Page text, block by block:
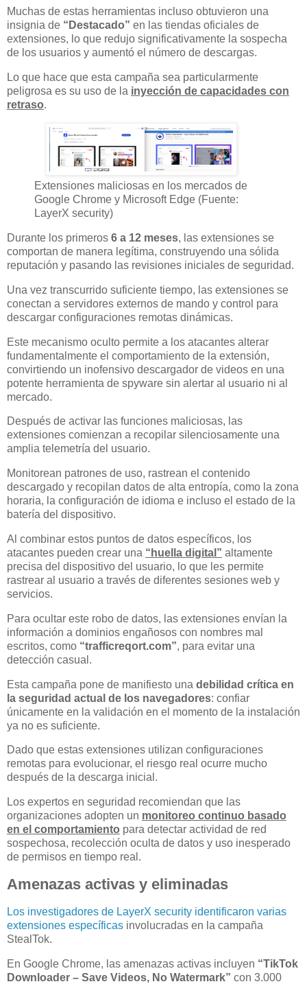
Muchas de estas herramientas incluso obtuvieron una
insignia de “Destacado” en las tiendas oficiales de
extensiones, lo que redujo significativamente la sospecha
de los usuarios y aumentó el número de descargas.
Lo que hace que esta campaña sea particularmente
peligrosa es su uso de la inyección de capacidades con
retraso.
Extensiones maliciosas en los mercados de
Google Chrome y Microsoft Edge (Fuente:
LayerX security)
Durante los primeros 6 a 12 meses, las extensiones se
comportan de manera legítima, construyendo una sólida
reputación y pasando las revisiones iniciales de seguridad.
Una vez transcurrido suficiente tiempo, las extensiones se
conectan a servidores externos de mando y control para
descargar configuraciones remotas dinámicas.
Este mecanismo oculto permite a los atacantes alterar
fundamentalmente el comportamiento de la extensión,
convirtiendo un inofensivo descargador de videos en una
potente herramienta de spyware sin alertar al usuario ni al
mercado.
Después de activar las funciones maliciosas, las
extensiones comienzan a recopilar silenciosamente una
amplia telemetría del usuario.
Monitorean patrones de uso, rastrean el contenido
descargado y recopilan datos de alta entropía, como la zona
horaria, la configuración de idioma e incluso el estado de la
batería del dispositivo.
Al combinar estos puntos de datos específicos, los
atacantes pueden crear una “huella digital” altamente
precisa del dispositivo del usuario, lo que les permite
rastrear al usuario a través de diferentes sesiones web y
servicios.
Para ocultar este robo de datos, las extensiones envían la
información a dominios engañosos con nombres mal
escritos, como “trafficreqort.com”, para evitar una
detección casual.
Esta campaña pone de manifiesto una debilidad crítica en
la seguridad actual de los navegadores: confiar
únicamente en la validación en el momento de la instalación
ya no es suficiente.
Dado que estas extensiones utilizan configuraciones
remotas para evolucionar, el riesgo real ocurre mucho
después de la descarga inicial.
Los expertos en seguridad recomiendan que las
organizaciones adopten un monitoreo continuo basado
en el comportamiento para detectar actividad de red
sospechosa, recolección oculta de datos y uso inesperado
de permisos en tiempo real.
Amenazas activas y eliminadas
Los investigadores de LayerX security identificaron varias
extensiones específicas involucradas en la campaña
StealTok.
En Google Chrome, las amenazas activas incluyen “TikTok
Downloader – Save Videos, No Watermark” con 3.000